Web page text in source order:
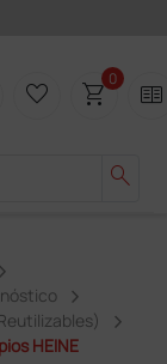
search
favorite_border shopping_cart0 two_pager
HEINE